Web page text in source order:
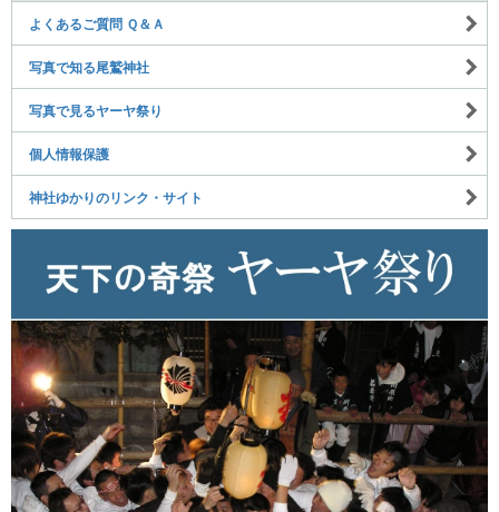
よくあるご質問 Ｑ＆Ａ
写真で知る尾鷲神社
写真で見るヤーヤ祭り
個人情報保護
神社ゆかりのリンク・サイト